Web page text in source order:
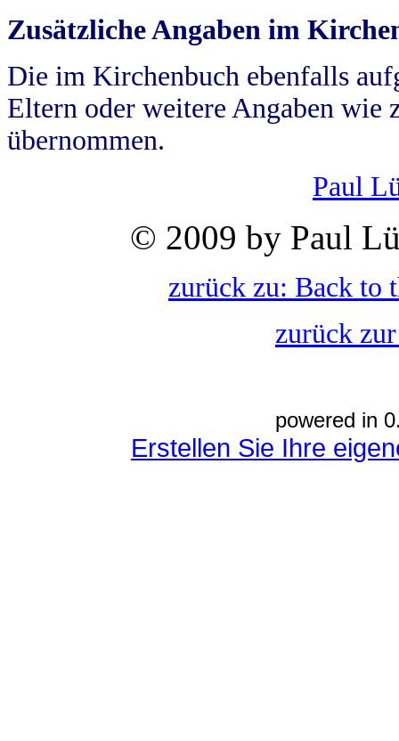
Zusätzliche Angaben im
Die im Kirchenbuch ebenfalls
Eltern oder weitere Angaben wie
übernommen.
Paul
© 2009 by Paul
zurück zu: Back to
zurück
powered in
Erstellen Sie Ihre